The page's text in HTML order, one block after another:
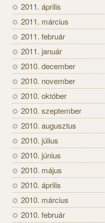
2011. április
2011. március
2011. február
2011. január
2010. december
2010. november
2010. október
2010. szeptember
2010. augusztus
2010. július
2010. június
2010. május
2010. április
2010. március
2010. február